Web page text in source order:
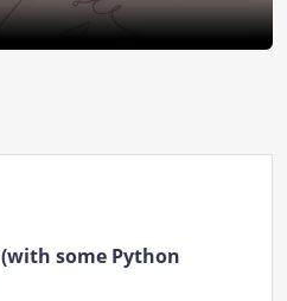
(with some Python